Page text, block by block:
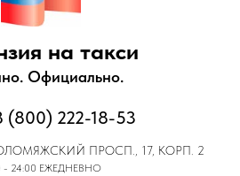
на такси
Официально.
(800) 222-18-53
ПРОСП., 17, КОРП. 2
- 24:00 ЕЖЕДНЕВНО